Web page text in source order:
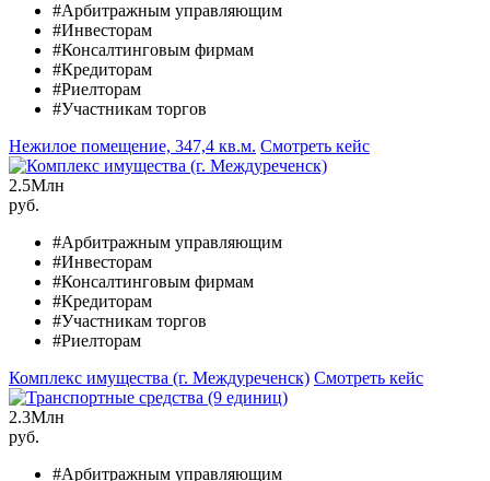
#Арбитражным управляющим
#Инвесторам
#Консалтинговым фирмам
#Кредиторам
#Риелторам
#Участникам торгов
Нежилое помещение, 347,4 кв.м. Смотреть кейс
2.5Млн
руб.
#Арбитражным управляющим
#Инвесторам
#Консалтинговым фирмам
#Кредиторам
#Участникам торгов
#Риелторам
Комплекс имущества (г. Междуреченск) Смотреть кейс
2.3Млн
руб.
#Арбитражным управляющим